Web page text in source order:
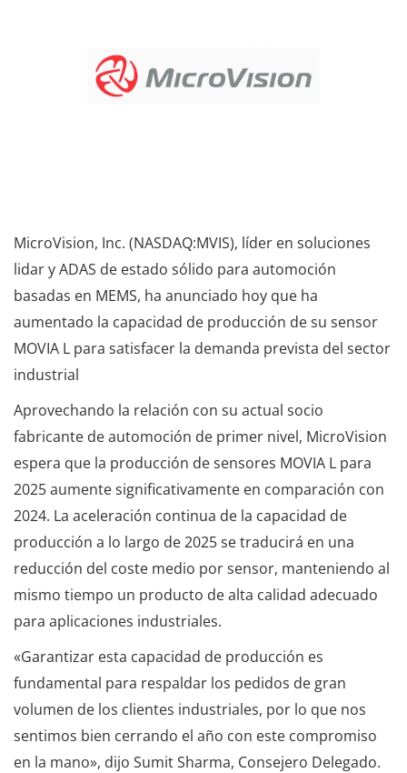
MicroVision, Inc. (NASDAQ:MVIS), líder en soluciones
lidar y ADAS de estado sólido para automoción
basadas en MEMS, ha anunciado hoy que ha
aumentado la capacidad de producción de su sensor
MOVIA L para satisfacer la demanda prevista del sector
industrial
Aprovechando la relación con su actual socio
fabricante de automoción de primer nivel, MicroVision
espera que la producción de sensores MOVIA L para
2025 aumente significativamente en comparación con
2024. La aceleración continua de la capacidad de
producción a lo largo de 2025 se traducirá en una
reducción del coste medio por sensor, manteniendo al
mismo tiempo un producto de alta calidad adecuado
para aplicaciones industriales.
«Garantizar esta capacidad de producción es
fundamental para respaldar los pedidos de gran
volumen de los clientes industriales, por lo que nos
sentimos bien cerrando el año con este compromiso
en la mano», dijo Sumit Sharma, Consejero Delegado.